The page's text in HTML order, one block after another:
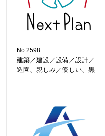
No.2598
建築／建設／設備／設計／
造園、親しみ／優しい、黒